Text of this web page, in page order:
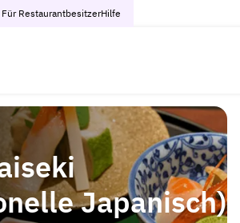
Für RestaurantbesitzerHilfe
Japanisch)